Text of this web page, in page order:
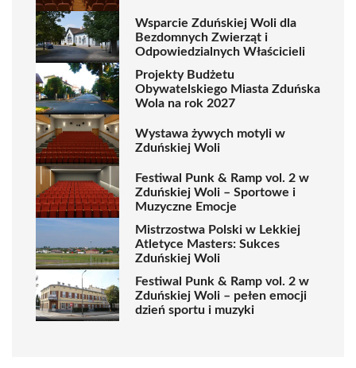
Wsparcie Zduńskiej Woli dla
Bezdomnych Zwierząt i
Odpowiedzialnych Właścicieli
Projekty Budżetu
Obywatelskiego Miasta Zduńska
Wola na rok 2027
Wystawa żywych motyli w
Zduńskiej Woli
Festiwal Punk & Ramp vol. 2 w
Zduńskiej Woli – Sportowe i
Muzyczne Emocje
Mistrzostwa Polski w Lekkiej
Atletyce Masters: Sukces
Zduńskiej Woli
Festiwal Punk & Ramp vol. 2 w
Zduńskiej Woli – pełen emocji
dzień sportu i muzyki